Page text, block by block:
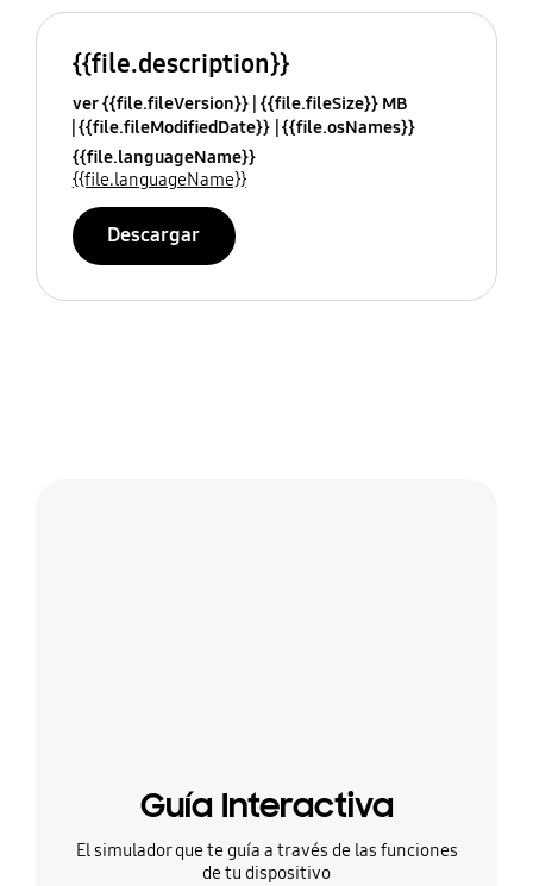
{{file.description}}
ver {{file.fileVersion}} {{file.fileSize}} MB
{{file.fileModifiedDate}} {{file.osNames}}
{{file.languageName}}
{{file.languageName}}
Descargar
Guía Interactiva
El simulador que te guía a través de las funciones
de tu dispositivo